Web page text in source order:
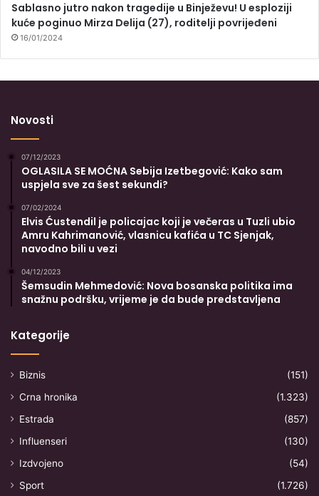
Sablasno jutro nakon tragedije u Binježevu! U esploziji
kuće poginuo Mirza Delija (27), roditelji povrijeđeni
16/01/2024
Novosti
07/12/2023
OGLASILA SE MOĆNA Sebija Izetbegović: Kako sam
uspjela sve za šest sekundi?
07/02/2024
Elvis Ćustendil je policajac koji je večeras u Tuzli ubio
Amru Kahrimanović, vlasnicu kafića u TC Sjenjak,
navodno bili u vezi
04/12/2023
Šemsudin Mehmedović: Nova bosanska politika ima
snažnu podršku, vrijeme je da bude predstavljena
Kategorije
Biznis
(151)
Crna hronika
(1.323)
Estrada
(857)
Influenseri
(130)
Izdvojeno
(54)
Sport
(1.726)